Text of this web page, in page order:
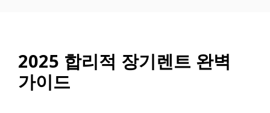
2025 합리적 장기렌트 완벽
가이드